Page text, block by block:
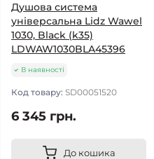
Душова система
універсальна Lidz Wawel
1030, Black (k35)
LDWAW1030BLA45396
В наявності
Код товару: SD00051520
6 345 грн.
До кошика